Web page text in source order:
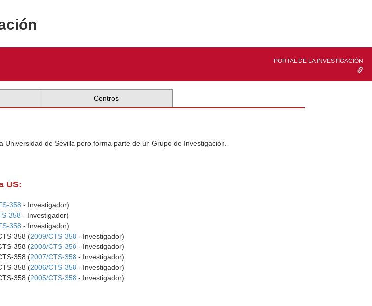
PORTAL DE LA INVESTIGACIÓN
Centros
de Sevilla pero forma parte de un Grupo de Investigación.
US:
358 - Investigador)
358 - Investigador)
358 - Investigador)
358 (2009/CTS-358 - Investigador)
358 (2008/CTS-358 - Investigador)
358 (2007/CTS-358 - Investigador)
358 (2006/CTS-358 - Investigador)
358 (2005/CTS-358 - Investigador)